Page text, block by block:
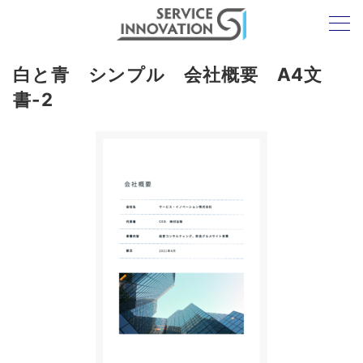
白と青 シンプル 会社概要 A4文
書-2